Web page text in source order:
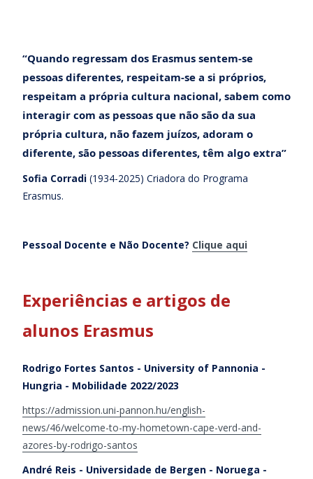
“Quando regressam dos Erasmus sentem-se
pessoas diferentes, respeitam-se a si próprios,
respeitam a própria cultura nacional, sabem como
interagir com as pessoas que não são da sua
própria cultura, não fazem juízos, adoram o
diferente, são pessoas diferentes, têm algo extra”
Sofia Corradi (1934-2025) Criadora do Programa
Erasmus.
Pessoal Docente e Não Docente? Clique aqui
Experiências e artigos de
alunos Erasmus
Rodrigo Fortes Santos - University of Pannonia -
Hungria - Mobilidade 2022/2023
https://admission.uni-pannon.hu/english-
news/46/welcome-to-my-hometown-cape-verd-and-
azores-by-rodrigo-santos
André Reis - Universidade de Bergen - Noruega -